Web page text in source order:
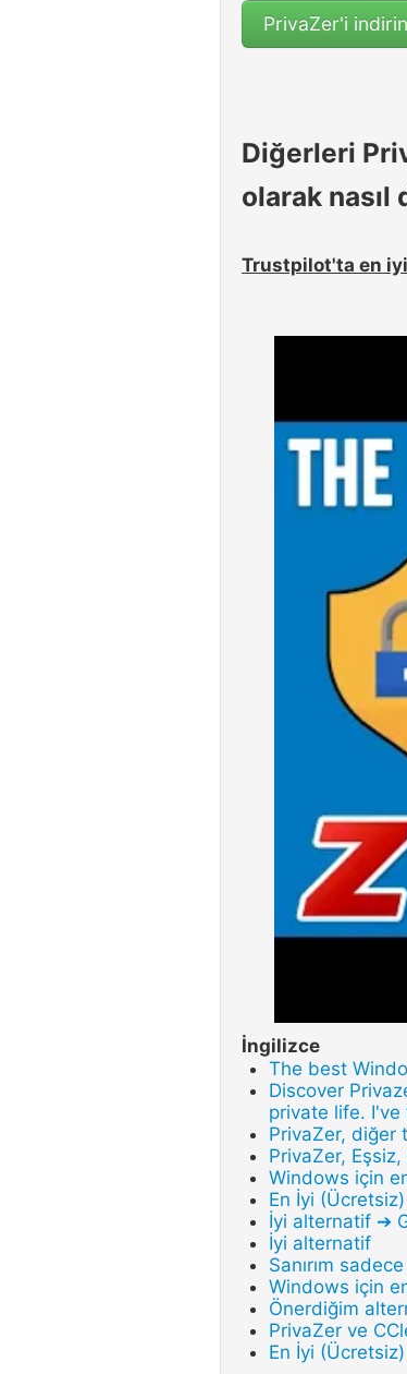
PrivaZer'i
Diğerleri
olarak
Trustpilot'ta en
İngilizce
The best
Discover
private life.
PrivaZer, diğer
PrivaZer, Eşsiz,
Windows için
En İyi
İyi alternatif ➔
İyi alternatif
Sanırım
Windows için
Önerdiğim
PrivaZer ve
En İyi